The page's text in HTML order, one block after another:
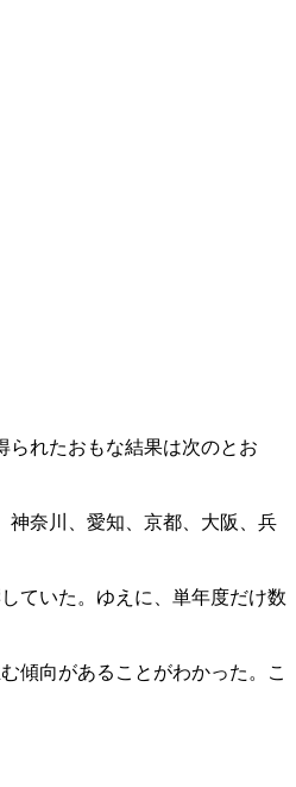
られたおもな結果は次のとお
奈川、愛知、京都、大阪、兵
ていた。ゆえに、単年度だけ数
傾向があることがわかった。こ